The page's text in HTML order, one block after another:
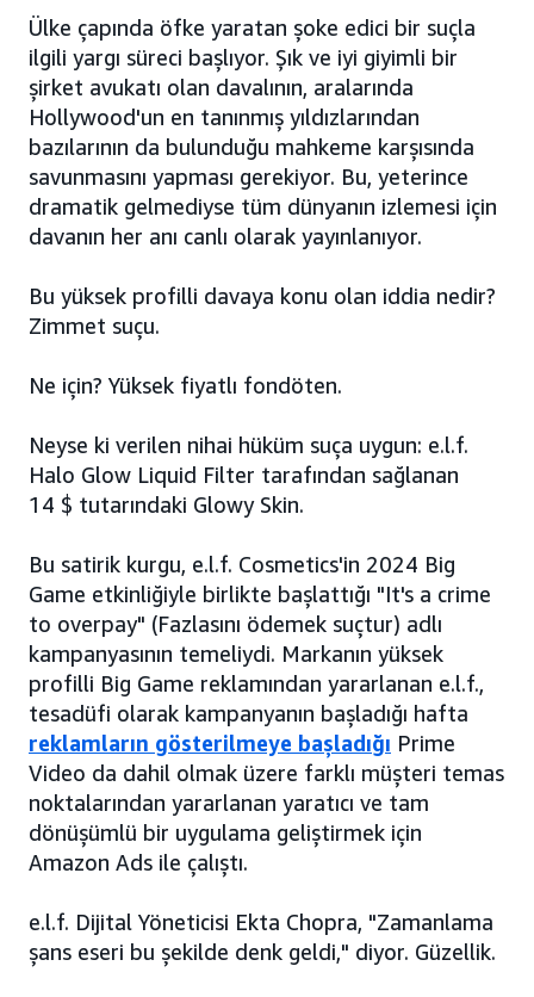
Ülke çapında öfke yaratan şoke edici bir suçla
ilgili yargı süreci başlıyor. Şık ve iyi giyimli bir
şirket avukatı olan davalının, aralarında
Hollywood'un en tanınmış yıldızlarından
bazılarının da bulunduğu mahkeme karşısında
savunmasını yapması gerekiyor. Bu, yeterince
dramatik gelmediyse tüm dünyanın izlemesi için
davanın her anı canlı olarak yayınlanıyor.
Bu yüksek profilli davaya konu olan iddia nedir?
Zimmet suçu.
Ne için? Yüksek fiyatlı fondöten.
Neyse ki verilen nihai hüküm suça uygun: e.l.f.
Halo Glow Liquid Filter tarafından sağlanan
14 $ tutarındaki Glowy Skin.
Bu satirik kurgu, e.l.f. Cosmetics'in 2024 Big
Game etkinliğiyle birlikte başlattığı "It's a crime
to overpay" (Fazlasını ödemek suçtur) adlı
kampanyasının temeliydi. Markanın yüksek
profilli Big Game reklamından yararlanan e.l.f.,
tesadüfi olarak kampanyanın başladığı hafta
reklamların gösterilmeye başladığı Prime
Video da dahil olmak üzere farklı müşteri temas
noktalarından yararlanan yaratıcı ve tam
dönüşümlü bir uygulama geliştirmek için
Amazon Ads ile çalıştı.
e.l.f. Dijital Yöneticisi Ekta Chopra, "Zamanlama
şans eseri bu şekilde denk geldi," diyor. Güzellik.